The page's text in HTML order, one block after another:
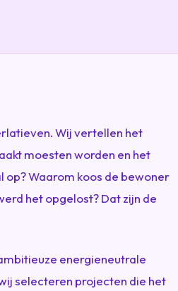
Wij vertellen het
moesten worden en het
Waarom koos de bewoner
het opgelost? Dat zijn de
energieneutrale
selecteren projecten die het